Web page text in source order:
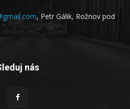
, Petr Gálik, Rožnov pod
nás